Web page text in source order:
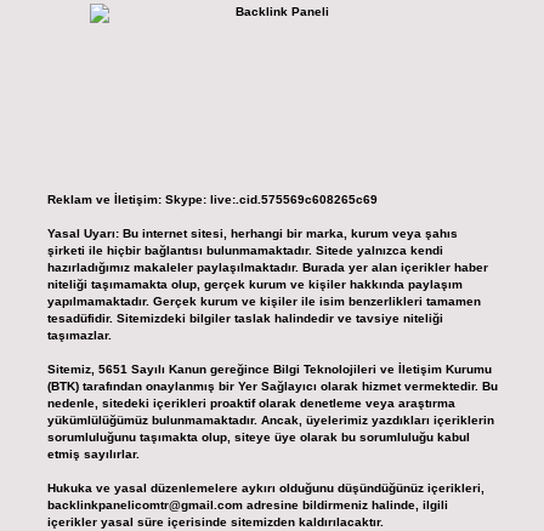
Reklam ve İletişim: Skype: live:.cid.575569c608265c69
Yasal Uyarı: Bu internet sitesi, herhangi bir marka, kurum veya şahıs
şirketi ile hiçbir bağlantısı bulunmamaktadır. Sitede yalnızca kendi
hazırladığımız makaleler paylaşılmaktadır. Burada yer alan içerikler haber
niteliği taşımamakta olup, gerçek kurum ve kişiler hakkında paylaşım
yapılmamaktadır. Gerçek kurum ve kişiler ile isim benzerlikleri tamamen
tesadüfidir. Sitemizdeki bilgiler taslak halindedir ve tavsiye niteliği
taşımazlar.
Sitemiz, 5651 Sayılı Kanun gereğince Bilgi Teknolojileri ve İletişim Kurumu
(BTK) tarafından onaylanmış bir Yer Sağlayıcı olarak hizmet vermektedir. Bu
nedenle, sitedeki içerikleri proaktif olarak denetleme veya araştırma
yükümlülüğümüz bulunmamaktadır. Ancak, üyelerimiz yazdıkları içeriklerin
sorumluluğunu taşımakta olup, siteye üye olarak bu sorumluluğu kabul
etmiş sayılırlar.
Hukuka ve yasal düzenlemelere aykırı olduğunu düşündüğünüz içerikleri,
backlinkpanelicomtr@gmail.comadresine bildirmeniz halinde, ilgili
içerikler yasal süre içerisinde sitemizden kaldırılacaktır.